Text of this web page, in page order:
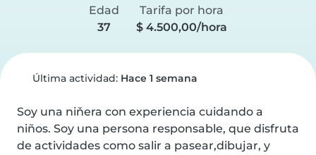
Edad
37
Tarifa por hora
$ 4.500,00/hora
Última actividad: Hace 1 semana
Soy una niňera con experiencia cuidando a
niños. Soy una persona responsable, que disfruta
de actividades como salir a pasear,dibujar, y